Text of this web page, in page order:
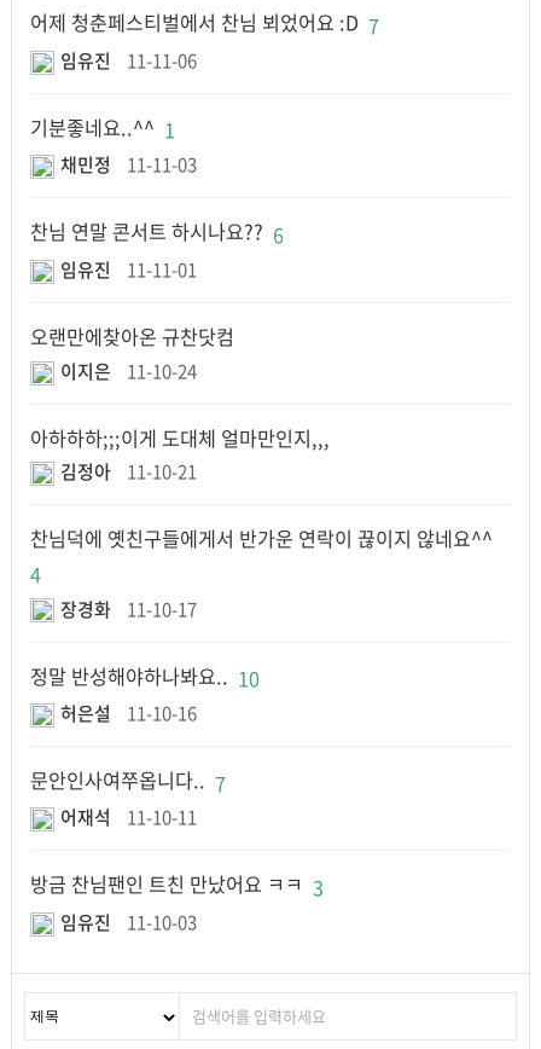
어제 청춘페스티벌에서 찬님 뵈었어요 :D 7
임유진 11-11-06
기분좋네요..^^ 1
채민정 11-11-03
찬님 연말 콘서트 하시나요?? 6
임유진 11-11-01
오랜만에찾아온 규찬닷컴
이지은 11-10-24
아하하하;;;이게 도대체 얼마만인지,,,
김정아 11-10-21
찬님덕에 옛친구들에게서 반가운 연락이 끊이지 않네요^^
4
장경화 11-10-17
정말 반성해야하나봐요.. 10
허은설 11-10-16
문안인사여쭈옵니다.. 7
어재석 11-10-11
방금 찬님팬인 트친 만났어요 ㅋㅋ 3
임유진 11-10-03